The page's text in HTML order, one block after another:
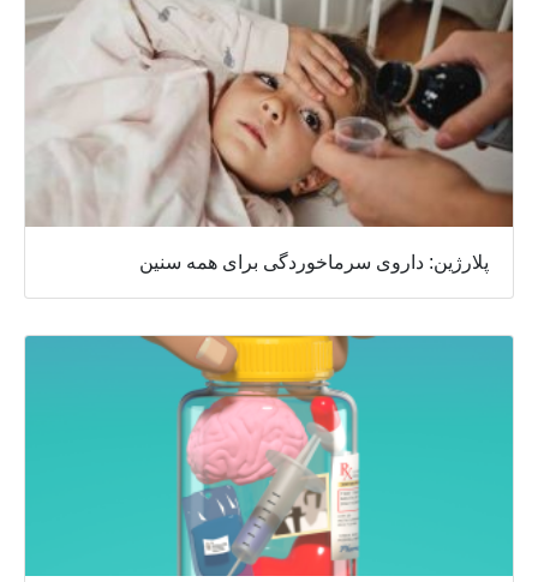
پلارژین: داروی سرماخوردگی برای همه سنین